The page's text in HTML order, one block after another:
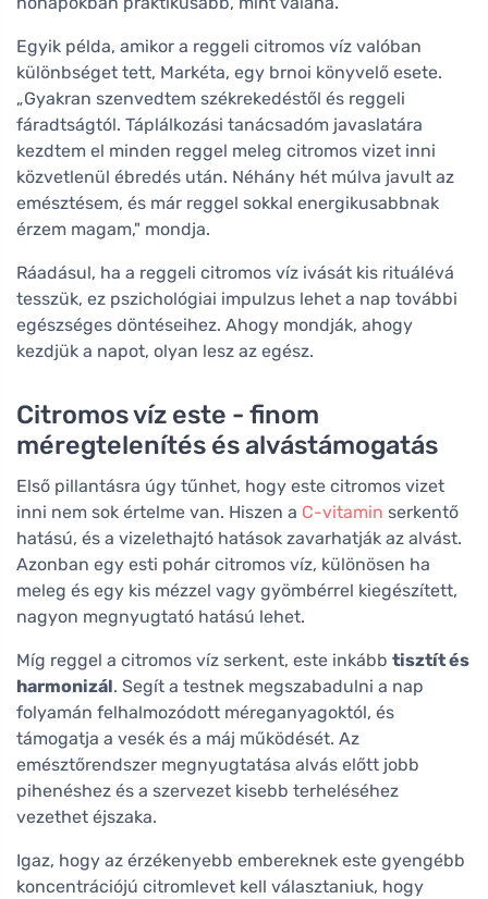
Egyik példa, amikor a reggeli citromos víz valóban
különbséget tett, Markéta, egy brnoi könyvelő esete.
„Gyakran szenvedtem székrekedéstől és reggeli
fáradtságtól. Táplálkozási tanácsadóm javaslatára
kezdtem el minden reggel meleg citromos vizet inni
közvetlenül ébredés után. Néhány hét múlva javult az
emésztésem, és már reggel sokkal energikusabbnak
érzem magam," mondja.
Ráadásul, ha a reggeli citromos víz ivását kis rituálévá
tesszük, ez pszichológiai impulzus lehet a nap további
egészséges döntéseihez. Ahogy mondják, ahogy
kezdjük a napot, olyan lesz az egész.
Citromos víz este - finom
méregtelenítés és alvástámogatás
Első pillantásra úgy tűnhet, hogy este citromos vizet
inni nem sok értelme van. Hiszen a C-vitamin serkentő
hatású, és a vizelethajtó hatások zavarhatják az alvást.
Azonban egy esti pohár citromos víz, különösen ha
meleg és egy kis mézzel vagy gyömbérrel kiegészített,
nagyon megnyugtató hatású lehet.
Míg reggel a citromos víz serkent, este inkább tisztít és
harmonizál. Segít a testnek megszabadulni a nap
folyamán felhalmozódott méreganyagoktól, és
támogatja a vesék és a máj működését. Az
emésztőrendszer megnyugtatása alvás előtt jobb
pihenéshez és a szervezet kisebb terheléséhez
vezethet éjszaka.
Igaz, hogy az érzékenyebb embereknek este gyengébb
koncentrációjú citromlevet kell választaniuk, hogy